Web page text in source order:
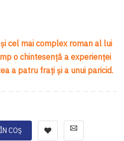
cel mai complex roman al lui
o chintesenţă a experienţei
a patru fraţi şi a unui paricid.
COȘ